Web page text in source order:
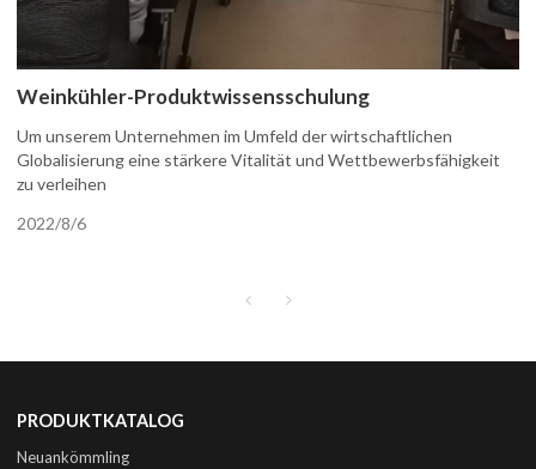
Weinkühler-Produktwissensschulung
Um unserem Unternehmen im Umfeld der wirtschaftlichen
Globalisierung eine stärkere Vitalität und Wettbewerbsfähigkeit
zu verleihen
2022/8/6
PRODUKTKATALOG
Neuankömmling